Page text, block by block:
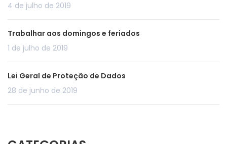
4 de julho de 2019
Trabalhar aos domingos e feriados
1 de julho de 2019
Lei Geral de Proteção de Dados
28 de junho de 2019